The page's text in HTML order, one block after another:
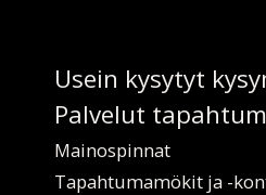
Usein ky­sy­tyt
Pal­ve­lut
Mai­nos­pin­nat
Ta­pah­tu­ma­mö­kit ja -